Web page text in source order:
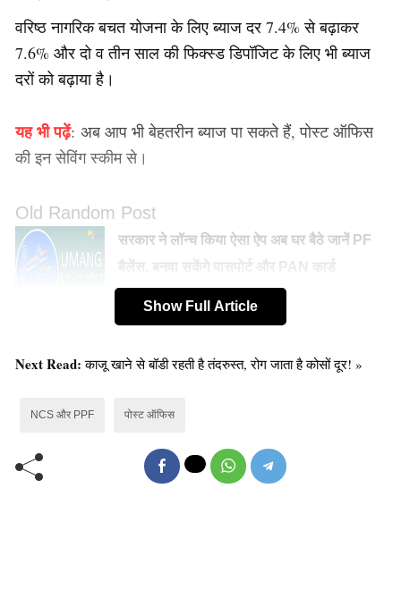
वरिष्ठ नागरिक बचत योजना के लिए ब्याज दर 7.4% से बढ़ाकर
7.6% और दो व तीन साल की फिक्स्ड डिपॉजिट के लिए भी ब्याज
दरों को बढ़ाया है।
यह भी पढ़ें: अब आप भी बेहतरीन ब्याज पा सकते हैं, पोस्ट ऑफिस
की इन सेविंग स्कीम से।
Old Random Post
सरकार ने लॉन्च किया ऐसा ऐप अब घर बैठे जानें PF
बैलेंस, बनवा सकेंगे पासपोर्ट और PAN कार्ड
योजना के 2o23-24 के पात्र!
किसान विकास पत्र:
Show Full Article
Next Read:काजू खाने से बॉडी रहती है तंदरुस्त, रोग जाता है कोसों दूर! »
NCS और PPF पोस्ट ऑफिस